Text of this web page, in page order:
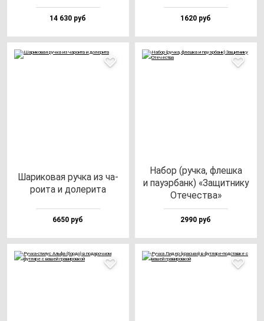
14 630 руб 1620 руб
Шари­ко­вая руч­ка из ча­
ро­ита и до­ле­ри­та
6650 руб
Набор (руч­ка, флеш­ка
и па­уэр­банк) «Защит­ни­ку
Оте­чес­тва»
2990 руб